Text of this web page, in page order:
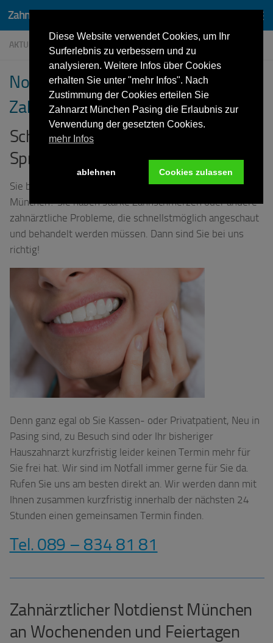
Zum Inhalt springen
AKTUELLES
Notdienst – schnelle Hilfe bei
Zahnschmerzen
Schmerzbehandlung während der
Sprechzeiten
Sie benötigen einen Zahnärztlichen Notdienst in
München? Sie haben starke Zahnschmerzen oder andere
zahnärztliche Probleme, die schnellstmöglich angeschaut
und behandelt werden müssen. Dann sind Sie bei uns
richtig!
Denn ganz egal ob Sie Kassen- oder Privatpatient, Neu in
Pasing sind, zu Besuch sind oder Ihr bisheriger
Hauszahnarzt kurzfristig leider keinen Termin mehr für
Sie frei hat. Wir sind im Notfall immer gerne für Sie da.
Rufen Sie uns am besten direkt an. Wir werden dann mit
Ihnen zusammen kurzfristig innerhalb der nächsten 24
Stunden einen gemeinsamen Termin finden.
Tel. 089 – 834 81 81
Zahnärztlicher Notdienst München
an Wochenenden und Feiertagen
Diese Website verwendet Cookies, um Ihr
Surferlebnis zu verbessern und zu
analysieren. Weitere Infos über Cookies
erhalten Sie unter "mehr Infos". Nach
Zustimmung der Cookies erteilen Sie
Zahnarzt München Pasing die Erlaubnis zur
Verwendung der gesetzten Cookies.
mehr Infos
ablehnen Cookies zulassen